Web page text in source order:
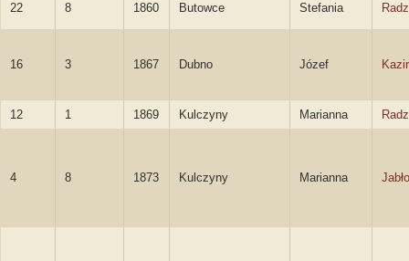
22 8 1860 Butowce Stefania
16 3 1867 Dubno Józef
12 1 1869 Kulczyny Marianna
4 8 1873 Kulczyny Marianna